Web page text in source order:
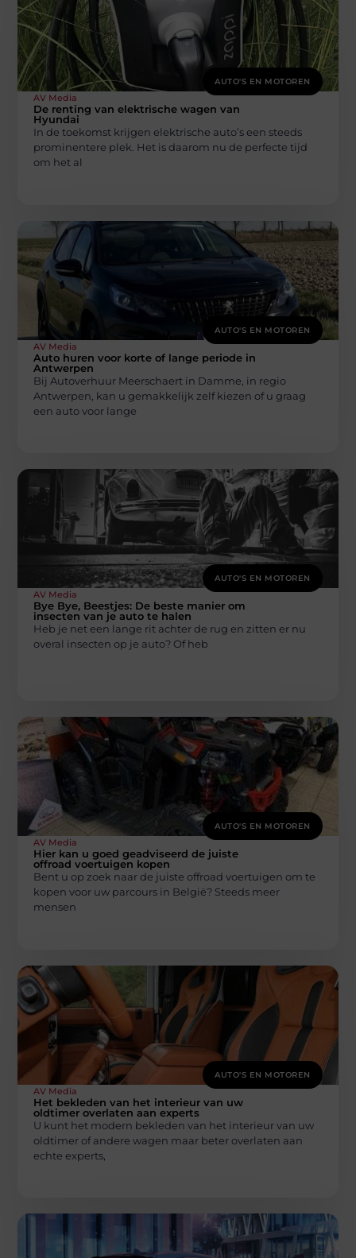
AUTO'S EN MOTOREN
AV Media
De renting van elektrische wagen van
Hyundai
In de toekomst krijgen elektrische auto’s een steeds
prominentere plek. Het is daarom nu de perfecte tijd
om het al
AUTO'S EN MOTOREN
AV Media
Auto huren voor korte of lange periode in
Antwerpen
Bij Autoverhuur Meerschaert in Damme, in regio
Antwerpen, kan u gemakkelijk zelf kiezen of u graag
een auto voor lange
AUTO'S EN MOTOREN
AV Media
Bye Bye, Beestjes: De beste manier om
insecten van je auto te halen
Heb je net een lange rit achter de rug en zitten er nu
overal insecten op je auto? Of heb
AUTO'S EN MOTOREN
AV Media
Hier kan u goed geadviseerd de juiste
offroad voertuigen kopen
Bent u op zoek naar de juiste offroad voertuigen om te
kopen voor uw parcours in België? Steeds meer
mensen
AUTO'S EN MOTOREN
AV Media
Het bekleden van het interieur van uw
oldtimer overlaten aan experts
U kunt het modern bekleden van het interieur van uw
oldtimer of andere wagen maar beter overlaten aan
echte experts,